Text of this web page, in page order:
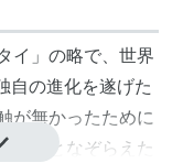
イ」の略で、世界
自の進化を遂げた
が無かったために
生物となぞらえた